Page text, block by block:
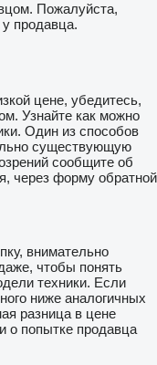
Пожалуйста,
продавца.
цене, убедитесь,
Узнайте как можно
Один из способов
существующую
сообщите об
через форму обратной
внимательно
чтобы понять
техники. Если
ниже аналогичных
разница в цене
о попытке продавца